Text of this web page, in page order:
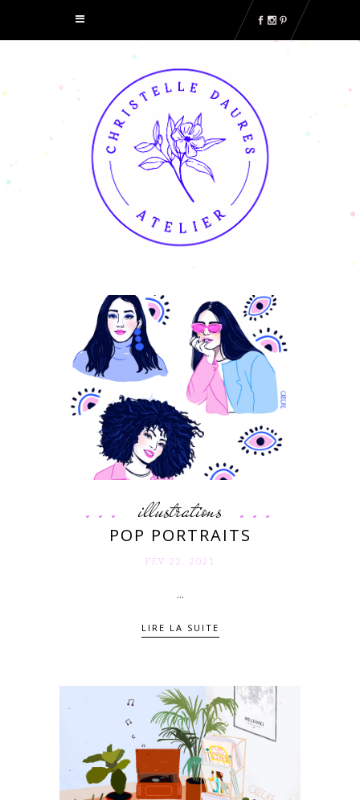
illustrations
POP PORTRAITS
FÉV 22. 2021
...
LIRE LA SUITE